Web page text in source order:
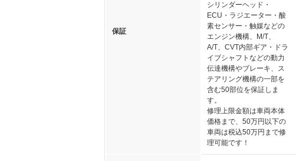
保証
シリンダーヘッド・
ECU・ラジエーター・酸
素センサー・触媒などの
エンジン機構、M/T、
A/T、CVT内部ギア・ドラ
イブシャフトなどの動力
伝達機構やブレーキ、ス
テアリング機構の一部を
含む50部位を保証しま
す。
修理上限金額は車両本体
価格まで、50万円以下の
車両は税込50万円まで修
理可能です！